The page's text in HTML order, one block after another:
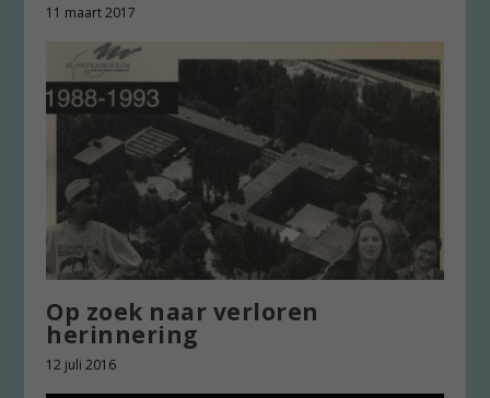
11 maart 2017
Op zoek naar verloren
herinnering
12 juli 2016